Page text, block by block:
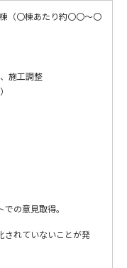
（〇棟あたり約〇〇～〇
施工調整
の意見取得。
されていないことが発